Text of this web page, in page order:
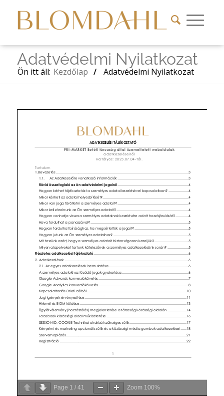
Adatvédelmi Nyilatkozat
Ön itt áll: Kezdőlap / Adatvédelmi Nyilatkozat
Page 1 / 41 Zoom 100%